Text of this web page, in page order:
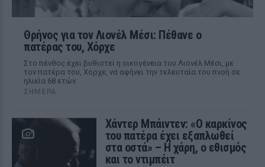
Θρήνος για τον Λιονέλ Μέσι: Πέθανε ο
πατέρας του, Χόρχε
Στο πένθος έχει βυθιστεί η οικογένεια του Λιονέλ Μέσι, με
τον πατέρα του, Χόρχε, να αφήνει την τελευταία του πνοή σε
ηλικία 68 ετών.
ΣΉΜΕΡΑ
Χάντερ Μπάιντεν: «Ο καρκίνος
του πατέρα έχει εξαπλωθεί
στα οστά» – Η χάρη, ο εθισμός
και το ντιμπέιτ